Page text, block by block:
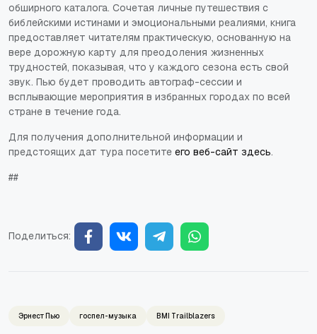
обширного каталога. Сочетая личные путешествия с
библейскими истинами и эмоциональными реалиями, книга
предоставляет читателям практическую, основанную на
вере дорожную карту для преодоления жизненных
трудностей, показывая, что у каждого сезона есть свой
звук. Пью будет проводить автограф-сессии и
всплывающие мероприятия в избранных городах по всей
стране в течение года.
Для получения дополнительной информации и
предстоящих дат тура посетите его веб-сайт здесь.
##
Поделиться:
Эрнест Пью госпел-музыка BMI Trailblazers